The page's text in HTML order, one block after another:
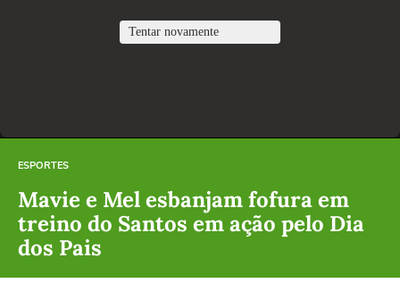
ESPORTES
Mavie e Mel esbanjam fofura em
treino do Santos em ação pelo Dia
dos Pais